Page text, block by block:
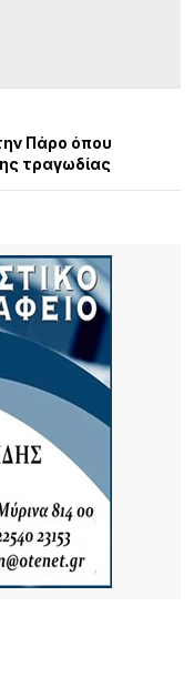
Πάρο όπου
τραγωδίας
για
βοριάδες
στο